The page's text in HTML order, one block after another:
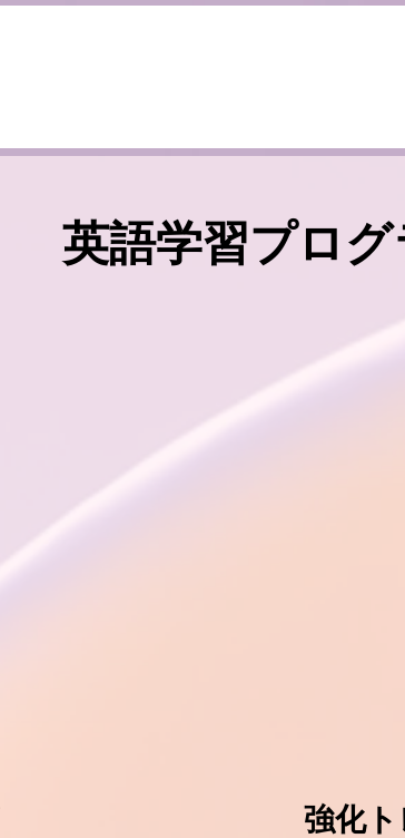
英語学習プログ
強化ト